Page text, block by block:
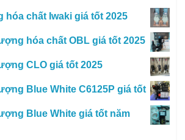
hóa chất Iwaki giá tốt 2025
hóa chất OBL giá tốt 2025
CLO giá tốt 2025
Blue White C6125P giá tốt
Blue White giá tốt năm